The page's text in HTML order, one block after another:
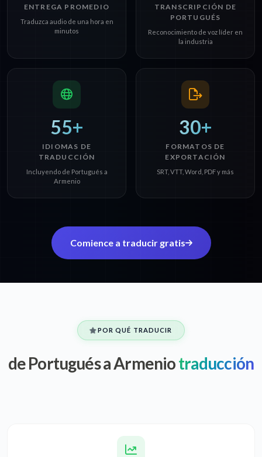
ENTREGA PROMEDIO
Traduzca audio de una hora en
minutos
TRANSCRIPCIÓN DE
PORTUGUÉS
Reconocimiento de voz líder en
la industria
55+
IDIOMAS DE
TRADUCCIÓN
Incluyendo de Portugués a
Armenio
30+
FORMATOS DE
EXPORTACIÓN
SRT, VTT, Word, PDF y más
Comience a traducir gratis
POR QUÉ TRADUCIR
de Portugués a Armeniotraducción